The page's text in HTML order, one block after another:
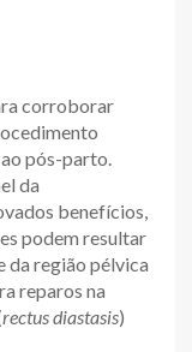
corroborar
pós-parto.
da
benefícios,
podem resultar
da região pélvica
reparos na
rectus diastasis)